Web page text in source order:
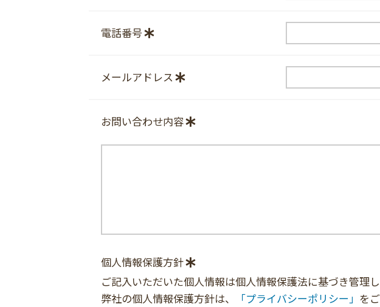
電話番号
メールアドレス
お問い合わせ内容
個人情報保護方針
ご記入いただいた個人情報は個人情報保護法に基づき管理
弊社の個人情報保護方針は、
「プライバシーポリシー」 を